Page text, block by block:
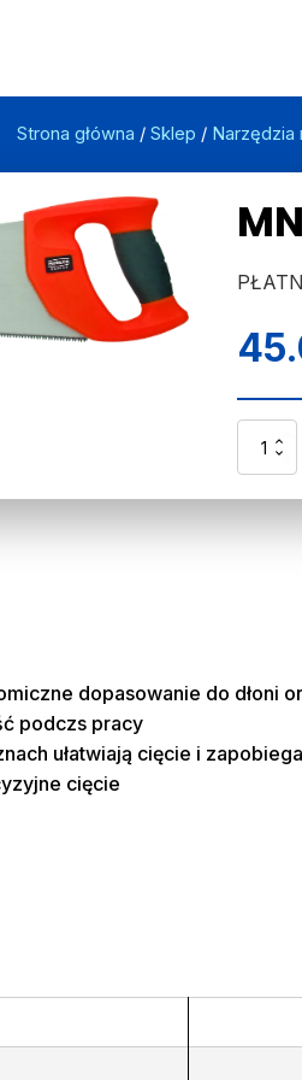
Strona główna / Sklep / Narzędzia
ilość
dopasowanie do dłoni
podczs pracy
ułatwiają cięcie i
cięcie